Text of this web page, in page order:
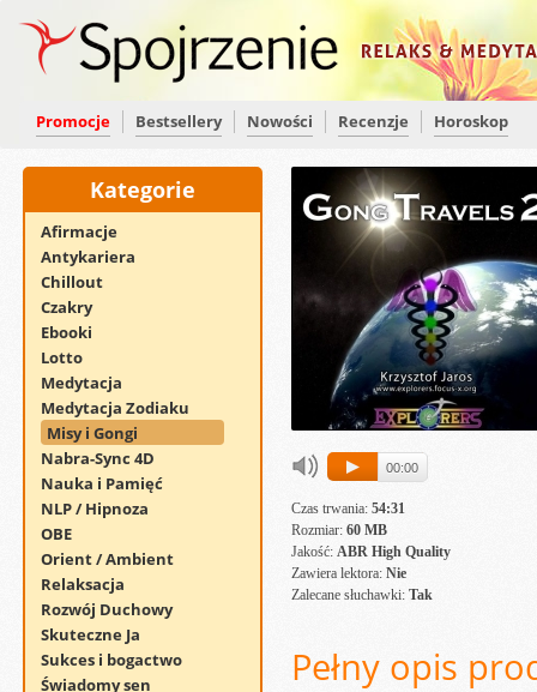
Promocje Bestsellery Nowości Recenzje Horoskop
Kategorie
Afirmacje
Antykariera
Chillout
Czakry
Ebooki
Lotto
Medytacja
Medytacja Zodiaku
Misy i Gongi
Nabra-Sync 4D
Nauka i Pamięć
NLP / Hipnoza
OBE
Orient / Ambient
Relaksacja
Rozwój Duchowy
Skuteczne Ja
Sukces i bogactwo
Świadomy sen
00:00
Czas trwania: 54:31
Rozmiar: 60 MB
Jakość: ABR High Quality
Zawiera lektora: Nie
Zalecane słuchawki: Tak
Pełny opis